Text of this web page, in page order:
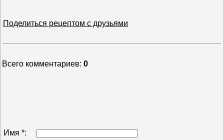
Поделиться рецептом с друзьями
Всего комментариев: 0
Имя *: